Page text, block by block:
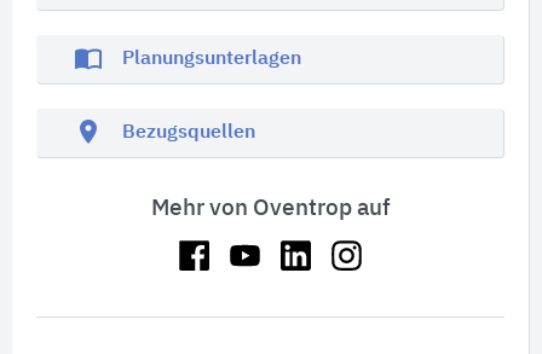
import_contacts Planungsunterlagen
location_on Bezugsquellen
Mehr von Oventrop auf